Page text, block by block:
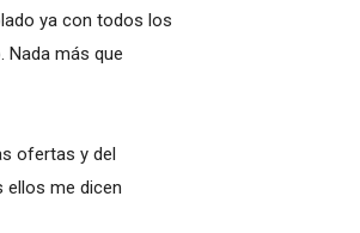
ya con todos los
Nada más que
ofertas y del
ellos me dicen